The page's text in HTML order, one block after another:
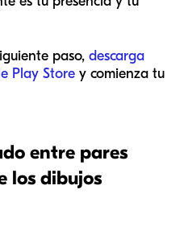
paso, descarga
Play Store y comienza tu
entre pares
los dibujos